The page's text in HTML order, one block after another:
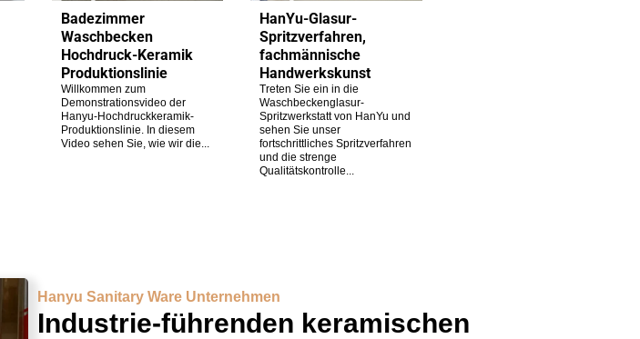
Badezimmer
Waschbecken
Hochdruck-Keramik
Produktionslinie
Willkommen zum
Demonstrationsvideo der
Hanyu-Hochdruckkeramik-
Produktionslinie. In diesem
Video sehen Sie, wie wir die...
HanYu-Glasur-
Spritzverfahren,
fachmännische
Handwerkskunst
Treten Sie ein in die
Waschbeckenglasur-
Spritzwerkstatt von HanYu und
sehen Sie unser
fortschrittliches Spritzverfahren
und die strenge
Qualitätskontrolle...
Hanyu Sanitary Ware Unternehmen
Industrie-führenden keramischen